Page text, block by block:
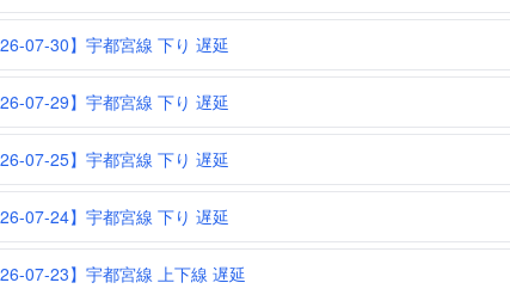
07-30】宇都宮線 下り 遅延
07-29】宇都宮線 下り 遅延
07-25】宇都宮線 下り 遅延
07-24】宇都宮線 下り 遅延
07-23】宇都宮線 上下線 遅延